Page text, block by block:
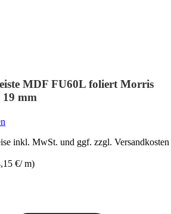
MDF FU60L foliert Morris
mm
inkl. MwSt. und ggf. zzgl. Versandkosten
€/ m)